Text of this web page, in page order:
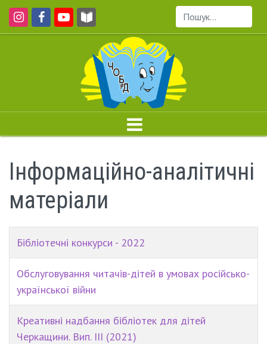
Пошук...
Інформаційно-аналітичні
матеріали
Бібліотечні конкурси - 2022
Обслуговування читачів-дітей в умовах російсько-
української війни
Креативні надбання бібліотек для дітей
Черкащини. Вип. ІІІ (2021)